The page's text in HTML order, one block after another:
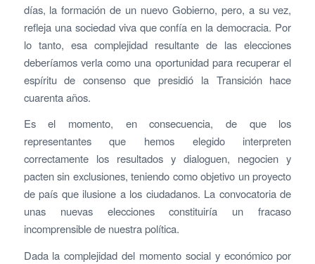
días, la formación de un nuevo Gobierno, pero, a su vez,
refleja una sociedad viva que confía en la democracia. Por
lo tanto, esa complejidad resultante de las elecciones
deberíamos verla como una oportunidad para recuperar el
espíritu de consenso que presidió la Transición hace
cuarenta años.
Es el momento, en consecuencia, de que los
representantes que hemos elegido interpreten
correctamente los resultados y dialoguen, negocien y
pacten sin exclusiones, teniendo como objetivo un proyecto
de país que ilusione a los ciudadanos. La convocatoria de
unas nuevas elecciones constituiría un fracaso
incomprensible de nuestra política.
Dada la complejidad del momento social y económico por